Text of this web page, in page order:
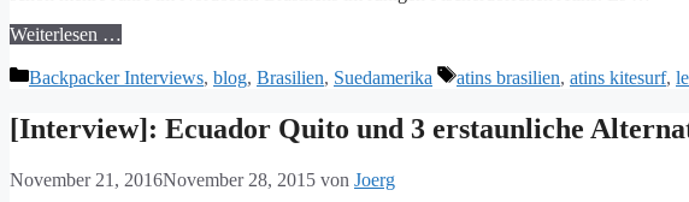
Weiterlesen …
Kategorien
Backpacker Interviews, blog, Brasilien, Suedamerika Schlagwörter
atins brasilien, atins kitesurf,
[Interview]: Ecuador Quito und 3 erstaunliche
November 21, 2016November 28, 2015 von Joerg